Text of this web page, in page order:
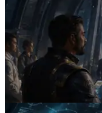
ERPC lanza
x402 — La era
pagan bajo
necesitan
Leer este artículo